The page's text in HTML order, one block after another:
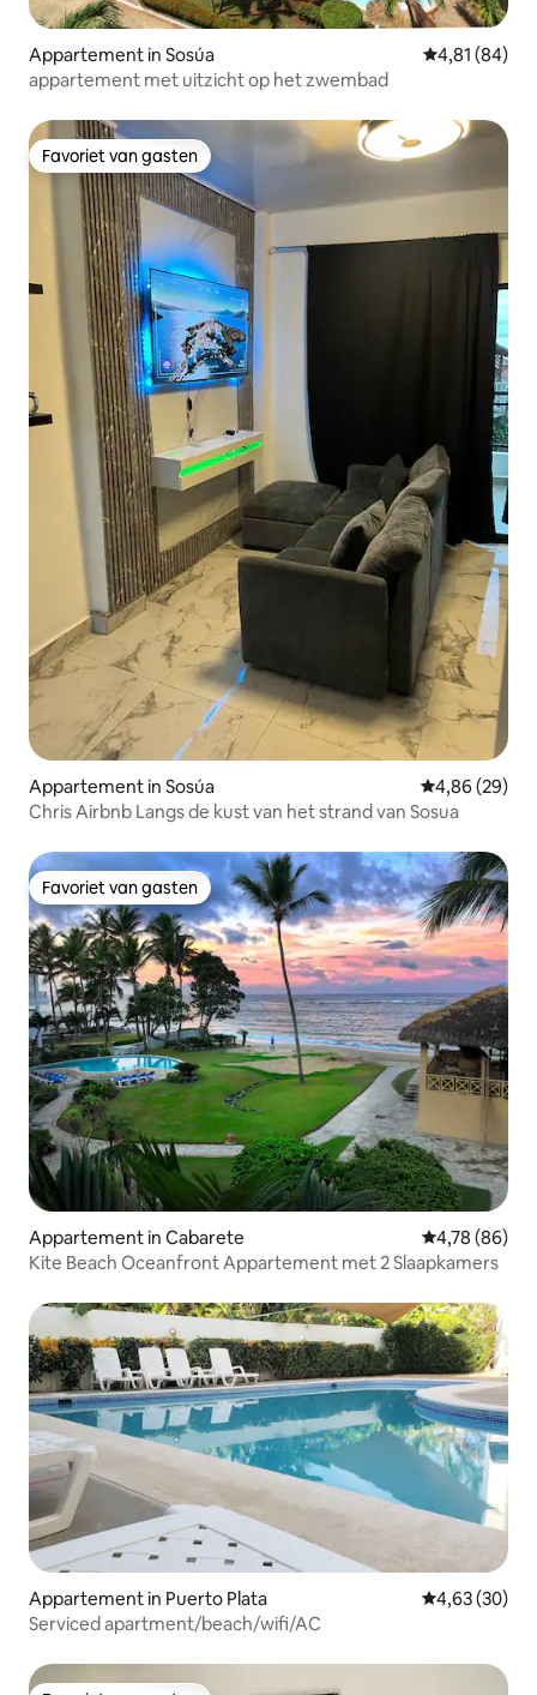
Appartement in Sosúa Gemiddelde
4,81 (84)
appartement met uitzicht op het zwembad
Favoriet van gasten
Favoriet van gasten
Appartement in Sosúa Gemiddelde
4,86 (29)
Chris Airbnb Langs de kust van het strand van Sosua
Favoriet van gasten
Favoriet van gasten
Appartement in Cabarete Gemiddelde
4,78 (86)
Kite Beach Oceanfront Appartement met 2 Slaapkamers
Appartement in Puerto Plata Gemiddelde
4,63 (30)
Serviced apartment/beach/wifi/AC